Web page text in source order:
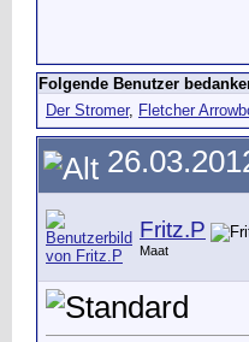
Folgende Benutzer
Der Stromer, Fletcher
Fritz.P
Maat